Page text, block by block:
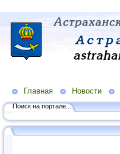
Главная Новости
Поиск на портале...